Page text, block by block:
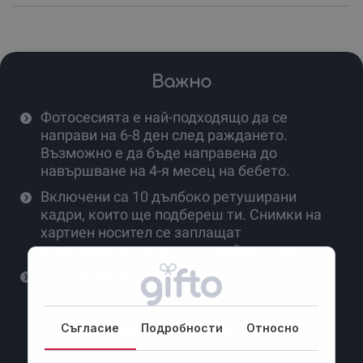
Важно
Фотосесията е най-подходящо да се
направи на 6-8 ден след раждането.
Възможно е да бъде направена до
навършване на 4-я месец на бебето.
Включени са 10 дълбоко ретуширани
кадри, които ще подбереш ти. Снимки на
хартиен носител се заплащат
допълнително, както и семейни кадри.
Задължително е да носиш ШИШЕ с
адаптирано мляко или кърма за 2
хранения на бебчето. По този начин
сесията преминава доста по-бързо и
спокойно.
Съгласие Подробности Относно